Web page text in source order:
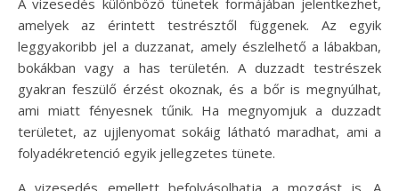
A vizesedés különböző tünetek formájában jelentkezhet,
amelyek az érintett testrésztől függenek. Az egyik
leggyakoribb jel a duzzanat, amely észlelhető a lábakban,
bokákban vagy a has területén. A duzzadt testrészek
gyakran feszülő érzést okoznak, és a bőr is megnyúlhat,
ami miatt fényesnek tűnik. Ha megnyomjuk a duzzadt
területet, az ujjlenyomat sokáig látható maradhat, ami a
folyadékretenció egyik jellegzetes tünete.